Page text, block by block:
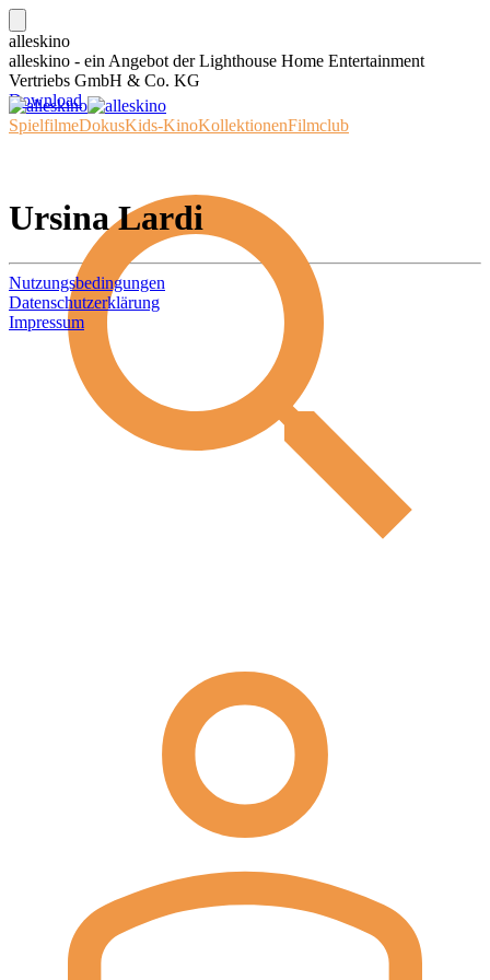
alleskino
alleskino - ein Angebot der Lighthouse Home Entertainment
Vertriebs GmbH & Co. KG
Download
SpielfilmeDokusKids-KinoKollektionenFilmclub
Ursina Lardi
Nutzungsbedingungen
Datenschutzerklärung
Impressum